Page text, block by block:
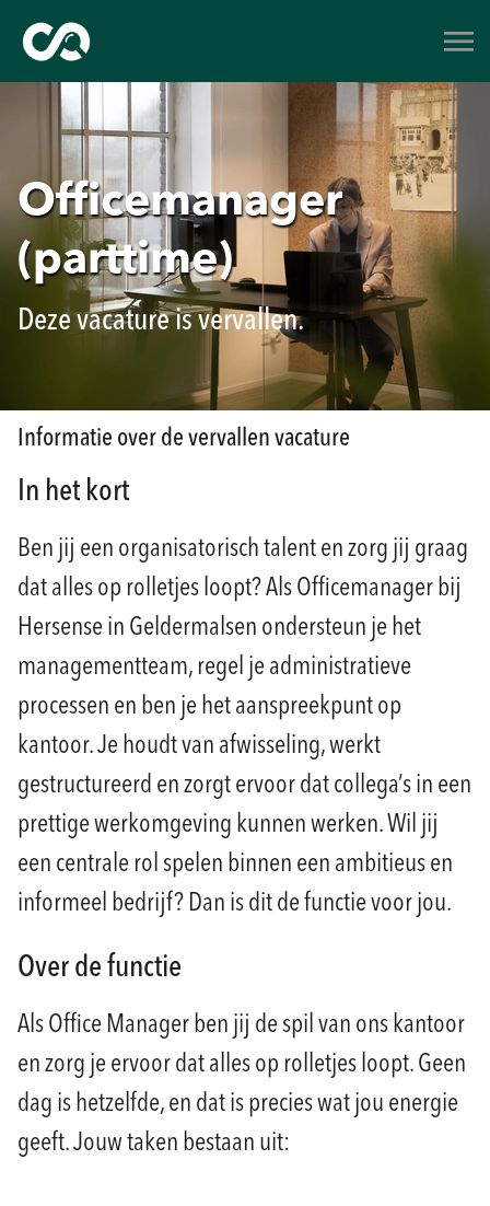
Officemanager
(parttime)
Deze vacature is vervallen.
Informatie over de vervallen vacature
In het kort
Ben jij een organisatorisch talent en zorg jij graag
dat alles op rolletjes loopt? Als Officemanager bij
Hersense in Geldermalsen ondersteun je het
managementteam, regel je administratieve
processen en ben je het aanspreekpunt op
kantoor. Je houdt van afwisseling, werkt
gestructureerd en zorgt ervoor dat collega’s in een
prettige werkomgeving kunnen werken. Wil jij
een centrale rol spelen binnen een ambitieus en
informeel bedrijf? Dan is dit de functie voor jou.
Over de functie
Als Office Manager ben jij de spil van ons kantoor
en zorg je ervoor dat alles op rolletjes loopt. Geen
dag is hetzelfde, en dat is precies wat jou energie
geeft. Jouw taken bestaan uit: